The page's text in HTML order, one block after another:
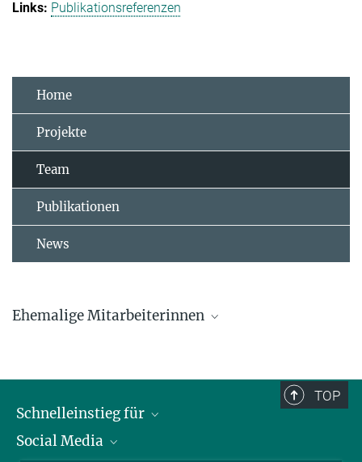
Publikationsreferenzen
Home
Projekte
Team
Publikationen
News
Ehemalige Mitarbeiterinnen
Caroline Deimel
TOP
Schnelleinstieg für
Journalist*innen
Social Media